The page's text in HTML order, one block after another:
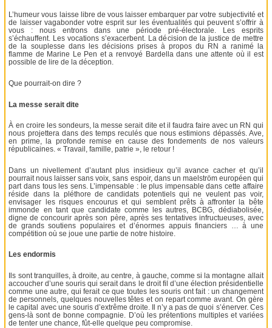
L’humeur vous laisse libre de vous laisser embarquer par votre subjectivité et
de laisser vagabonder votre esprit sur les éventualités qui peuvent s’offrir à
vous : nous entrons dans une période pré-électorale. Les esprits
s’échauffent. Les vocations s’exacerbent. La décision de la justice de mettre
de la souplesse dans les décisions prises à propos du RN a ranimé la
flamme de Marine Le Pen et a renvoyé Bardella dans une attente où il est
possible de lire de la déception.
Que pourrait-on dire ?
La messe serait dite
À en croire les sondeurs, la messe serait dite et il faudra faire avec un RN qui
nous projettera dans des temps reculés que nous estimions dépassés. Ave,
en prime, la profonde remise en cause des fondements de nos valeurs
républicaines. « Travail, famille, patrie », le retour !
Dans un nivellement d’autant plus insidieux qu’il avance cacher et qu’il
pourrait nous laisser sans voix, sans espoir, dans un maelström européen qui
part dans tous les sens. L’impensable : le plus impensable dans cette affaire
réside dans la pléthore de candidats potentiels qui ne veulent pas voir,
envisager les risques encourus et qui semblent prêts à affronter la bête
immonde en tant que candidate comme les autres, BCBG, dédiabolisée,
digne de concourir après son père, après ses tentatives infructueuses, avec
de grands soutiens populaires et d’énormes appuis financiers … à une
compétition où se joue une partie de notre histoire.
Les endormis
Ils sont tranquilles, à droite, au centre, à gauche, comme si la montagne allait
accoucher d’une souris qui serait dans le droit fil d’une élection présidentielle
comme une autre, qui ferait ce que toutes les souris ont fait : un changement
de personnels, quelques nouvelles têtes et on repart comme avant. On gère
le capital avec une souris d’extrême droite. Il n’y a pas de quoi s’énerver. Ces
gens-là sont de bonne compagnie. D’où les prétentions multiples et variées
de tenter une chance, fût-elle quelque peu compromise.